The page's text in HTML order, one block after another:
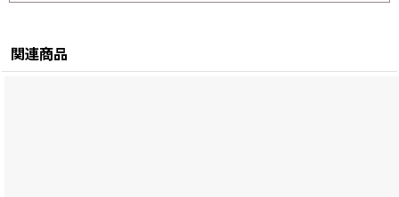
関連商品